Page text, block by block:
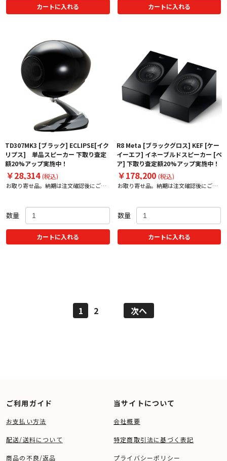
カートに入れる カートに入れる
TD307MK3 [ブラック] ECLIPSE[イク
リプス] 単品スピーカー 下取り査定
額20%アップ実施中！
￥28,314(税込)
お取り寄せ品。納期は注文確認後にご案
数量
カートに入れる
R8 Meta [ブラックグロス] KEF [ケー
イーエフ] イネーブルドスピーカー [ペ
ア] 下取り査定額20%アップ実施中！
￥178,200 (税込)
お取り寄せ品。納期は注文確認後にご案
数量
カートに入れる
1 2 次へ
ご利用ガイド
お支払い方法
配送/送料について
商品の不良/返品
当サイトについて
会社概要
特定商取引法に基づく表記
プライバシーポリシー